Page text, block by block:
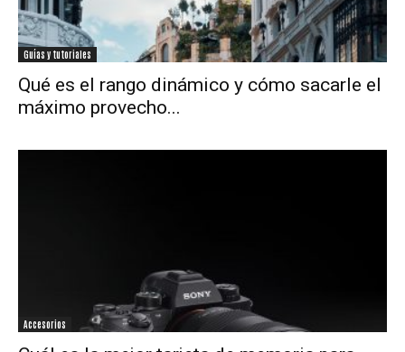
Guías y tutoriales
Qué es el rango dinámico y cómo sacarle el
máximo provecho...
Accesorios